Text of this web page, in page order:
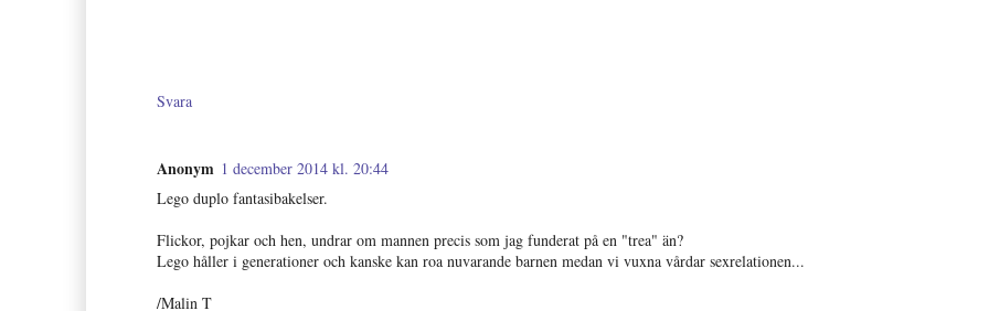
Svara
Anonym 1 december 2014 kl. 20:44
Lego duplo fantasibakelser.
Flickor, pojkar och hen, undrar om mannen precis som jag funderat på en "trea" än?
Lego håller i generationer och kanske kan roa nuvarande barnen medan vi vuxna vårdar sexrelationen...
/Malin T